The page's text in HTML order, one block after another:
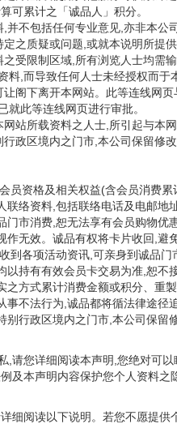
可累计之「诚品人」积分。
不包括任何专业意见,亦非本公
之质疑或问题,或就本说明所提
受限制区域,所有浏览人士均需
料,而导致任何人士未经授权而于
阁下离开本网站。此等连线网
此等连线网页进行审批。
站所载资料之人士,所引起与本
政区境内之门市,本公司保留修
员资格及相关权益(含会员消费累
联络资料,包括联络电话及电邮地
市消费,恕无法享有会员购物优
无效。诚品有权将卡片收回,避
到各项活动资讯,可亲身到诚品
以持有有效会员卡交易为准,恕不
之方式累计消费金额或积分、重
不法行为,诚品都将循法律途径
行政区境内之门市,本公司保留
,请您详细阅读本声明,您绝对可
及本声明内容保护您个人资料之
细阅读以下说明。若您不愿提